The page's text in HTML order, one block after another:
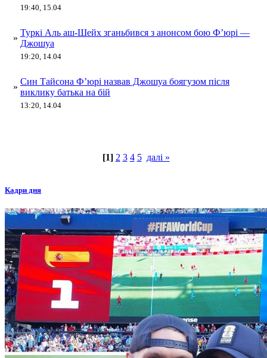
19:40, 15.04
»
Туркі Аль аш-Шейх зганьбився з анонсом бою Ф’юрі —
Джошуа
19:20, 14.04
»
Син Тайсона Ф’юрі назвав Джошуа боягузом після
виклику батька на бій
13:20, 14.04
[1] 2 3 4 5 далі »
Кадри дня